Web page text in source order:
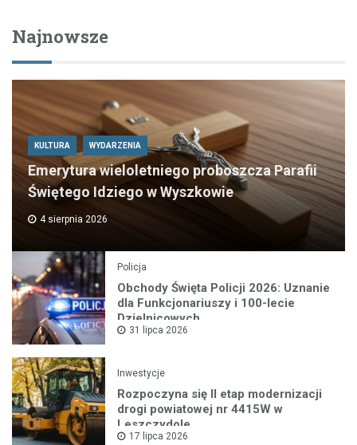
Najnowsze
KULTURA WYDARZENIA
Emerytura wieloletniego proboszcza Parafii
Świętego Idziego w Wyszkowie
4 sierpnia 2026
Policja
Obchody Święta Policji 2026: Uznanie
dla Funkcjonariuszy i 100-lecie
Dzielnicowych
31 lipca 2026
Inwestycje
Rozpoczyna się II etap modernizacji
drogi powiatowej nr 4415W w
Leszczydole
17 lipca 2026